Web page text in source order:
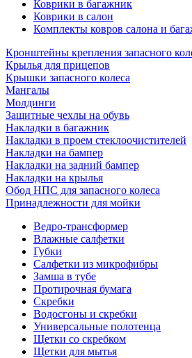
Коврики в багажник
Коврики в салон
Комплекты ковров салона и
Кронштейны крепления запасного
Крылья для прицепов
Крышки запасного колеса
Мангалы
Молдинги
Защитные чехлы на обувь
Накладки в багажник
Накладки в проем стеклоочистителей
Накладки на бампер
Накладки на задний бампер
Накладки на крылья
Обод НПС для запасного колеса
Принадлежности для мойки
Ведро-трансформер
Влажные салфетки
Губки
Салфетки из микрофибры
Замша в тубе
Протирочная бумага
Скребки
Водосгоны и скребки
Универсальные полотенца
Щетки со скребком
Щетки для мытья